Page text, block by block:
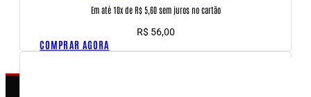
Em até 10x de R$ 5,60 sem juros no cartão
R$ 56,00
COMPRAR AGORA